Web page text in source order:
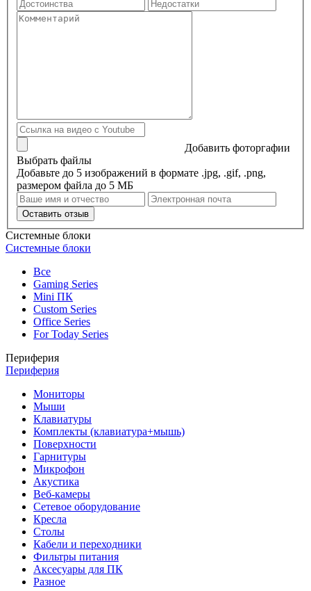
Добавить фоторгафии
Выбрать файлы
Добавьте до 5 изображений в формате .jpg, .gif, .png,
размером файла до 5 МБ
Оставить отзыв
Системные блоки
Системные блоки
Все
Gaming Series
Mini ПК
Custom Series
Office Series
For Today Series
Периферия
Периферия
Мониторы
Мыши
Клавиатуры
Комплекты (клавиатура+мышь)
Поверхности
Гарнитуры
Микрофон
Акустика
Веб-камеры
Сетевое оборудование
Кресла
Столы
Кабели и переходники
Фильтры питания
Аксесуары для ПК
Разное